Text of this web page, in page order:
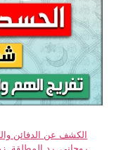
الكشف عن الدفائن